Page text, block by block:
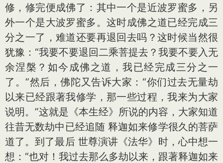
修，修完便成佛了：其中一个是近波罗蜜多，另
外一个是大波罗蜜多。这时成佛之道已经完成三
分之一了，难道还要再退回去吗？这时候当然很
犹豫：“我要不要退回二乘菩提去？我要不要入无
余涅槃？如今成佛之道，我已经完成三分之一
了。”然后，佛陀又告诉大家：“你们过去无量劫
以来已经跟著我修学，那一些过程，我来为大家
说明。”这就是《本生经》所说的内容，大家知道
往昔无数劫中已经追随 释迦如来修学很久的菩萨
道了。到了最后 世尊演讲《法华》时，心中想一
想：“也对！我过去那么多劫以来，跟著释迦如来